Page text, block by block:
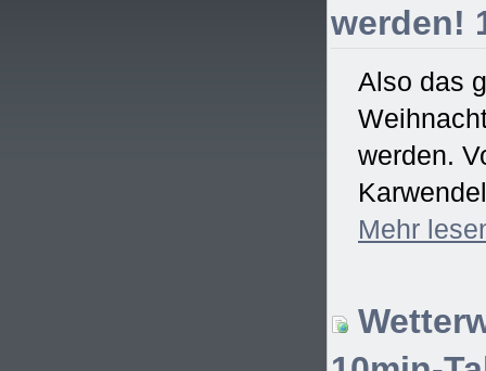
werden!
Also das
werden.
Mehr